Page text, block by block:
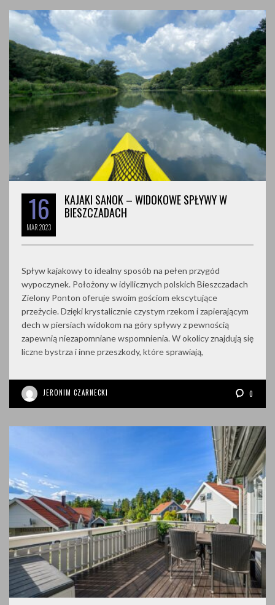
16
MAR2023
KAJAKI SANOK – WIDOKOWE SPŁYWY W
BIESZCZADACH
Spływ kajakowy to idealny sposób na pełen przygód
wypoczynek. Położony w idyllicznych polskich Bieszczadach
Zielony Ponton oferuje swoim gościom ekscytujące
przeżycie. Dzięki krystalicznie czystym rzekom i zapierającym
dech w piersiach widokom na góry spływy z pewnością
zapewnią niezapomniane wspomnienia. W okolicy znajdują się
liczne bystrza i inne przeszkody, które sprawiają,
JERONIM CZARNECKI 0